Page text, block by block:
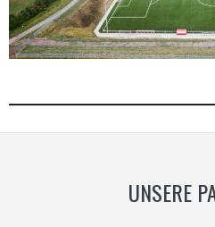
UNSERE